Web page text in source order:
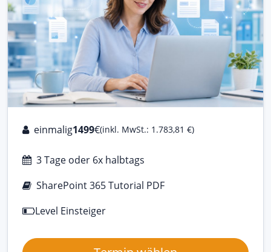
einmalig1499€(inkl. MwSt.: 1.783,81 €)
3 Tage oder 6x halbtags
SharePoint 365 Tutorial PDF
Level Einsteiger